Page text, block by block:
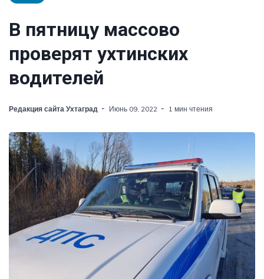
В пятницу массово
проверят ухтинских
водителей
Редакция сайта Ухтаград Июнь 09, 2022 1 мин чтения